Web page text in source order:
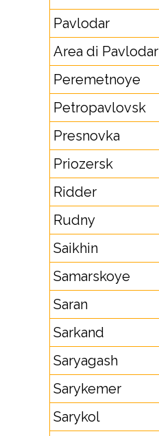
Pavlodar
Area di Pavlodar
Peremetnoye
Petropavlovsk
Presnovka
Priozersk
Ridder
Rudny
Saikhin
Samarskoye
Saran
Sarkand
Saryagash
Sarykemer
Sarykol